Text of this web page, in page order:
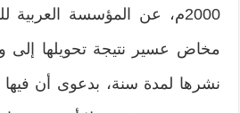
2000م، عن المؤسسة
مخاض عسير نتيجة تحويلها إلى
نشرها لمدة سنة، بدعوى أن فيها